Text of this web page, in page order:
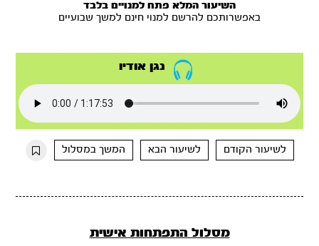
השיעור המלא פתח למנויים בלבד
באפשרותכם להרשם למנוי חינם למשך שבועיים
נגן אודיו
לשיעור הקודם לשיעור הבא המשך במסלול
מסלול התפתחות אישית